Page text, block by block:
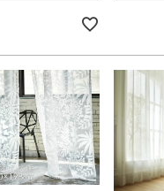
DISNEY PRINCESS
ー
）
オッリ）